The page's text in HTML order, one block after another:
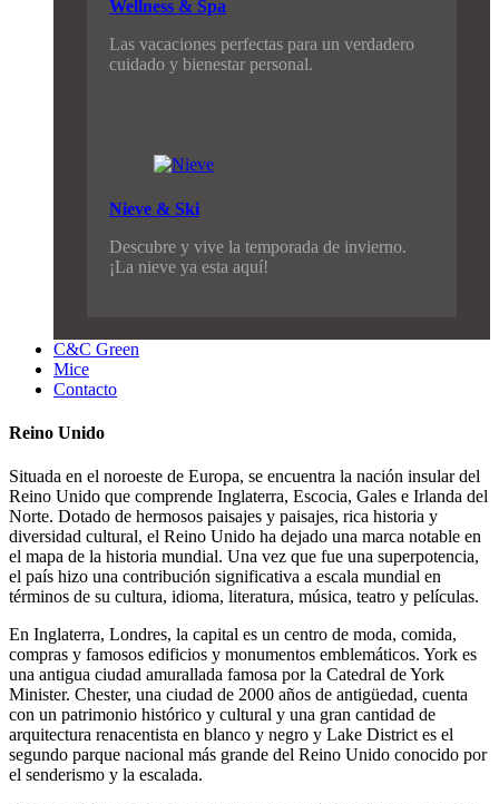
Wellness & Spa
Las vacaciones perfectas para un verdadero
cuidado y bienestar personal.
Nieve & Ski
Descubre y vive la temporada de invierno.
¡La nieve ya esta aquí!
C&C Green
Mice
Contacto
Reino Unido
Situada en el noroeste de Europa, se encuentra la nación insular del
Reino Unido que comprende Inglaterra, Escocia, Gales e Irlanda del
Norte. Dotado de hermosos paisajes y paisajes, rica historia y
diversidad cultural, el Reino Unido ha dejado una marca notable en
el mapa de la historia mundial. Una vez que fue una superpotencia,
el país hizo una contribución significativa a escala mundial en
términos de su cultura, idioma, literatura, música, teatro y películas.
En Inglaterra, Londres, la capital es un centro de moda, comida,
compras y famosos edificios y monumentos emblemáticos. York es
una antigua ciudad amurallada famosa por la Catedral de York
Minister. Chester, una ciudad de 2000 años de antigüedad, cuenta
con un patrimonio histórico y cultural y una gran cantidad de
arquitectura renacentista en blanco y negro y Lake District es el
segundo parque nacional más grande del Reino Unido conocido por
el senderismo y la escalada.